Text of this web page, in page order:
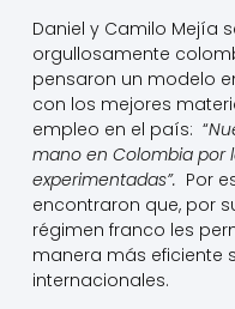
Daniel y Camilo Mejía
orgullosamente
pensaron un modelo
con los mejores
empleo en el país: “
mano en Colombia por
experimentadas”. Por
encontraron que, por
régimen franco les
manera más eficiente
internacionales.